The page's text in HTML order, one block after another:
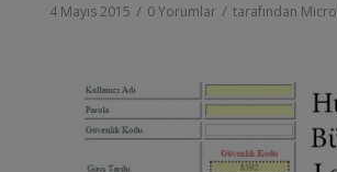
4 Mayıs 2015 / 0 Yorumlar / tarafından